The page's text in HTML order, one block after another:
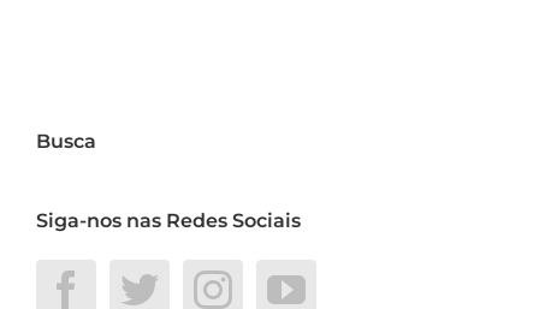
Busca
Siga-nos nas Redes Sociais